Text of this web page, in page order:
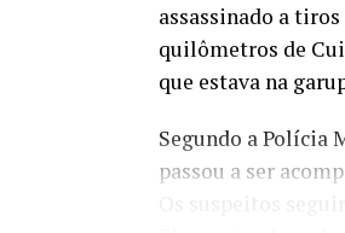
assassinado a
quilômetros de
que estava na
Segundo a Polícia
passou a ser